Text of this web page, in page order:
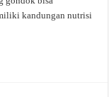
kandungan nutrisi